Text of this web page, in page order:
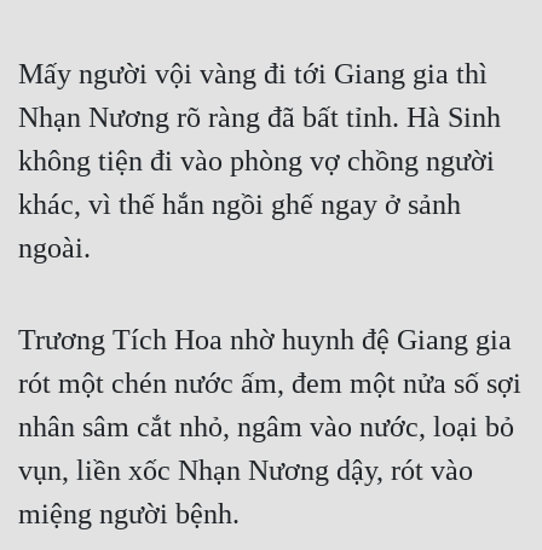
Mấy người vội vàng đi tới Giang gia thì
Nhạn Nương rõ ràng đã bất tỉnh. Hà Sinh
không tiện đi vào phòng vợ chồng người
khác, vì thế hắn ngồi ghế ngay ở sảnh
ngoài.
Trương Tích Hoa nhờ huynh đệ Giang gia
rót một chén nước ấm, đem một nửa số sợi
nhân sâm cắt nhỏ, ngâm vào nước, loại bỏ
vụn, liền xốc Nhạn Nương dậy, rót vào
miệng người bệnh.